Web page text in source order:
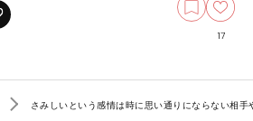
17
さみしいという感情は時に思い通りにならない相